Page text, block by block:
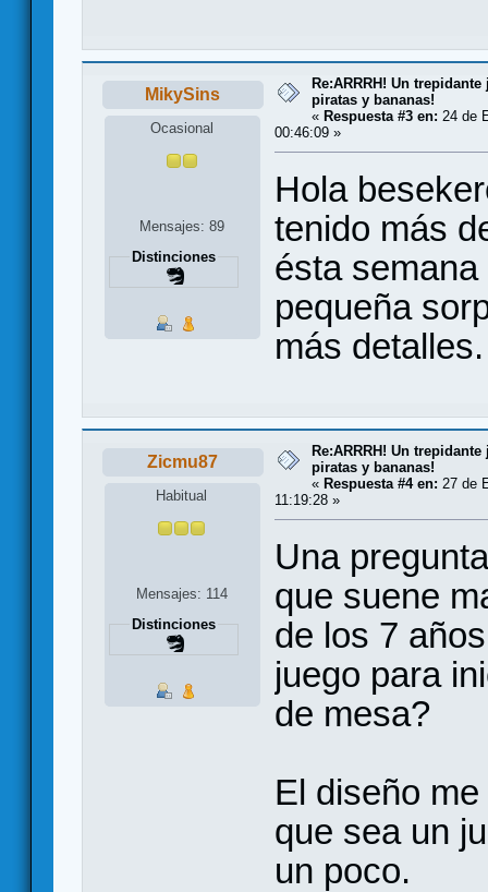
MikySins
Ocasional
Mensajes: 89
Distinciones
Re:ARRRH! Un
piratas y bananas!
« Respuesta #3 en: 24 de
00:46:09 »
Hola
tenido más
ésta
pequeña
más
Zicmu87
Habitual
Mensajes: 114
Distinciones
Re:ARRRH! Un
piratas y bananas!
« Respuesta #4 en: 27 de
11:19:28 »
Una
que suene
de los 7
juego para
de mesa?
El diseño
que sea un
un poco.